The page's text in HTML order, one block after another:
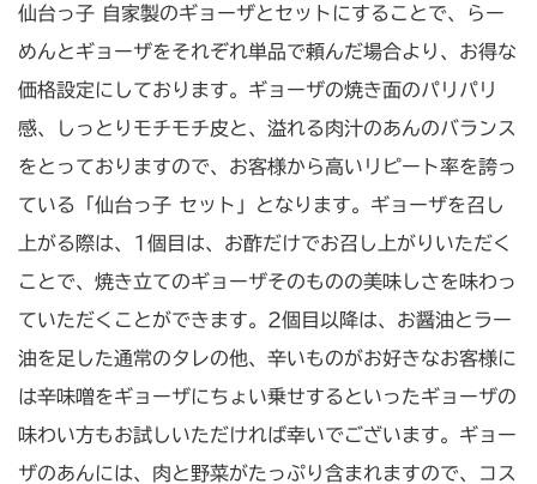
仙台っ子 自家製のギョーザとセットにすることで、らー
めんとギョーザをそれぞれ単品で頼んだ場合より、お得な
価格設定にしております。ギョーザの焼き面のパリパリ
感、しっとりモチモチ皮と、溢れる肉汁のあんのバランス
をとっておりますので、お客様から高いリピート率を誇っ
ている「仙台っ子 セット」となります。ギョーザを召し
上がる際は、1個目は、お酢だけでお召し上がりいただく
ことで、焼き立てのギョーザそのものの美味しさを味わっ
ていただくことができます。2個目以降は、お醤油とラー
油を足した通常のタレの他、辛いものがお好きなお客様に
は辛味噌をギョーザにちょい乗せするといったギョーザの
味わい方もお試しいただければ幸いでございます。ギョー
ザのあんには、肉と野菜がたっぷり含まれますので、コス